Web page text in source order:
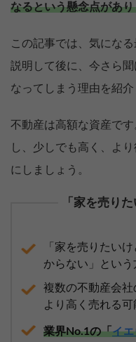
なるという懸念点があ
この記事では、気にな
説明して後に、今さら
なってしまう理由を紹介
不動産は高額な資産で
し、少しでも高く、よ
にしましょう。
「家を売り
「家を売りたい
からない」とい
複数の不動産会社
より高く売れる
業界No.1の「イ